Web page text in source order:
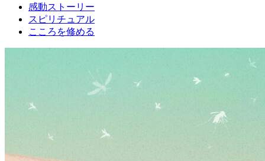
感動ストーリー
スピリチュアル
こころを修める